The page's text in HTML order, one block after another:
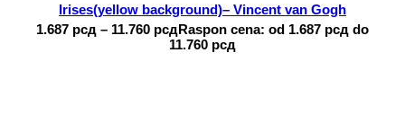
Irises(yellow background)– Vincent van Gogh
1.687 рсд – 11.760 рсдRaspon cena: od 1.687 рсд do
11.760 рсд